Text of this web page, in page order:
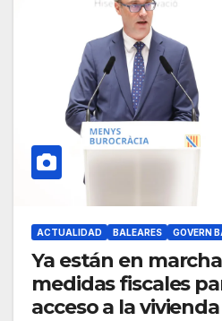
ACTUALIDAD BALEARES GOVERN
Ya están en
medidas fiscales
acceso a la